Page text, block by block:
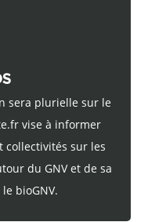
sera plurielle sur le
vise à informer
collectivités sur les
du GNV et de sa
bioGNV.